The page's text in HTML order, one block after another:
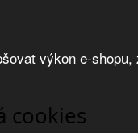
výkon e-
cookies